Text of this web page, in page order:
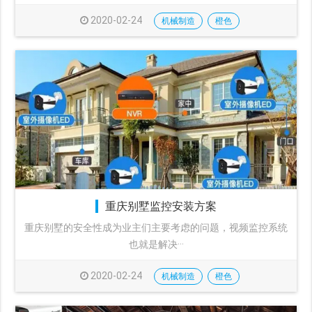
2020-02-24 机械制造 橙色
重庆别墅监控安装方案
重庆别墅的安全性成为业主们主要考虑的问题，视频监控系统
也就是解决···
2020-02-24 机械制造 橙色